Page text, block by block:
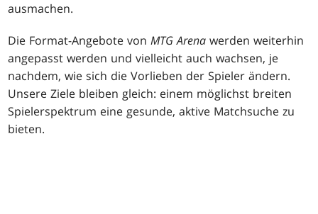
ausmachen.
Die Format-Angebote vonMTG Arena werden weiterhin
angepasst werden und vielleicht auch wachsen, je
nachdem, wie sich die Vorlieben der Spieler ändern.
Unsere Ziele bleiben gleich: einem möglichst breiten
Spielerspektrum eine gesunde, aktive Matchsuche zu
bieten.